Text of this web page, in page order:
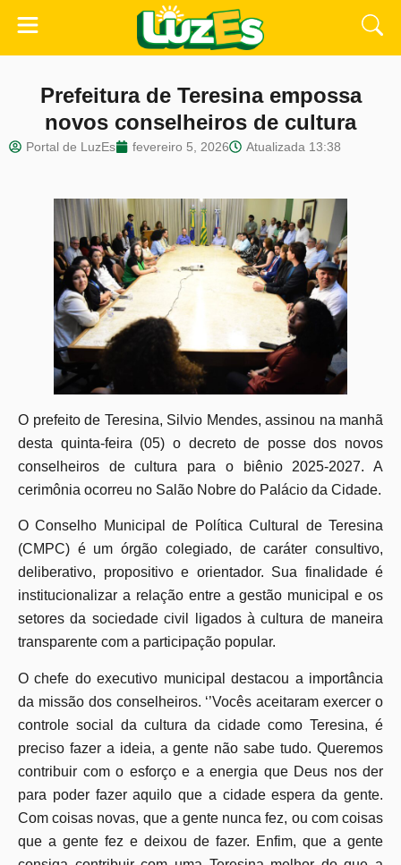
Prefeitura de Teresina empossa
novos conselheiros de cultura
Portal de LuzEs fevereiro 5, 2026 Atualizada 13:38
O prefeito de Teresina, Silvio Mendes, assinou na manhã
desta quinta-feira (05) o decreto de posse dos novos
conselheiros de cultura para o biênio 2025-2027. A
cerimônia ocorreu no Salão Nobre do Palácio da Cidade.
O Conselho Municipal de Política Cultural de Teresina
(CMPC) é um órgão colegiado, de caráter consultivo,
deliberativo, propositivo e orientador. Sua finalidade é
institucionalizar a relação entre a gestão municipal e os
setores da sociedade civil ligados à cultura de maneira
transparente com a participação popular.
O chefe do executivo municipal destacou a importância
da missão dos conselheiros. ‘’Vocês aceitaram exercer o
controle social da cultura da cidade como Teresina, é
preciso fazer a ideia, a gente não sabe tudo. Queremos
contribuir com o esforço e a energia que Deus nos der
para poder fazer aquilo que a cidade espera da gente.
Com coisas novas, que a gente nunca fez, ou com coisas
que a gente fez e deixou de fazer. Enfim, que a gente